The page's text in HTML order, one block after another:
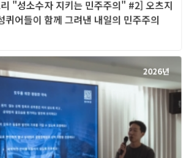
"성소수자 지키는 민주주의" #2] 오츠지
퀴어들이 함께 그려낸 내일의 민주주의
2026년